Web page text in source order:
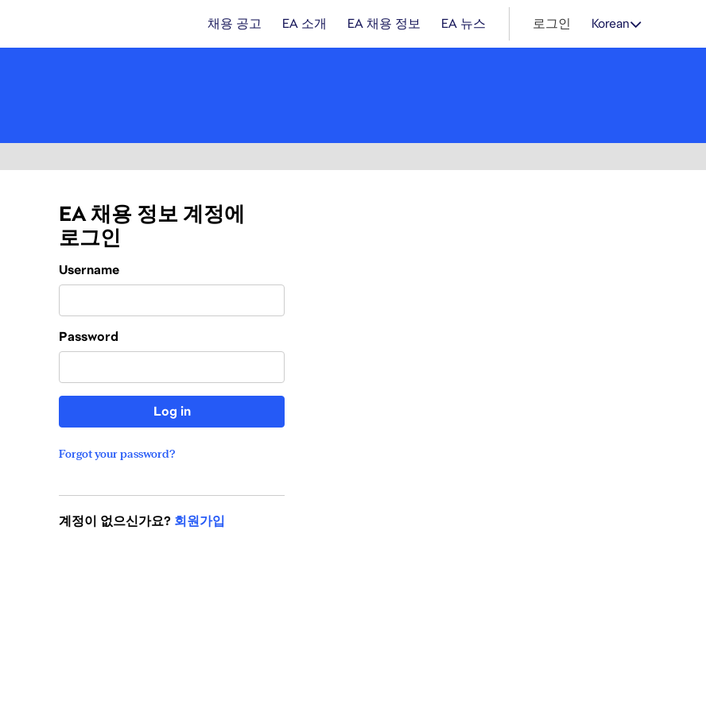
채용 공고 EA 소개 EA 채용 정보 EA 뉴스 로그인 Korean
EA 채용 정보 계정에
로그인
Login
Username
Password
Log in
Forgot your password?
계정이 없으신가요? 회원가입